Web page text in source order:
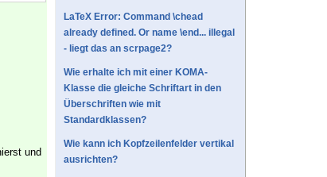
und
LaTeX Error: Command \chead
already defined. Or name \end... illegal
- liegt das an scrpage2?
Wie erhalte ich mit einer KOMA-
Klasse die gleiche Schriftart in den
Überschriften wie mit
Standardklassen?
Wie kann ich Kopfzeilenfelder vertikal
ausrichten?